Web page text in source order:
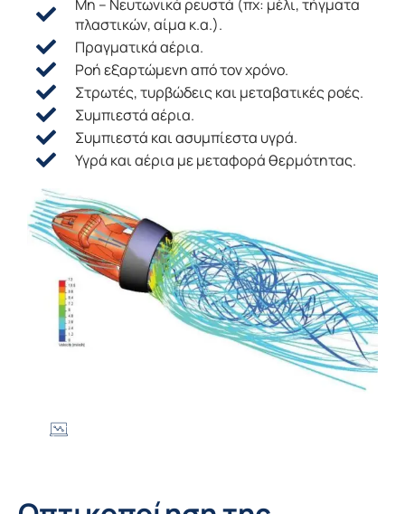
Μη – Νευτωνικά ρευστά (πχ: μέλι, τήγματα
πλαστικών, αίμα κ.α.).
Πραγματικά αέρια.
Ροή εξαρτώμενη από τον χρόνο.
Στρωτές, τυρβώδεις και μεταβατικές ροές.
Συμπιεστά αέρια.
Συμπιεστά και ασυμπίεστα υγρά.
Υγρά και αέρια με μεταφορά θερμότητας.